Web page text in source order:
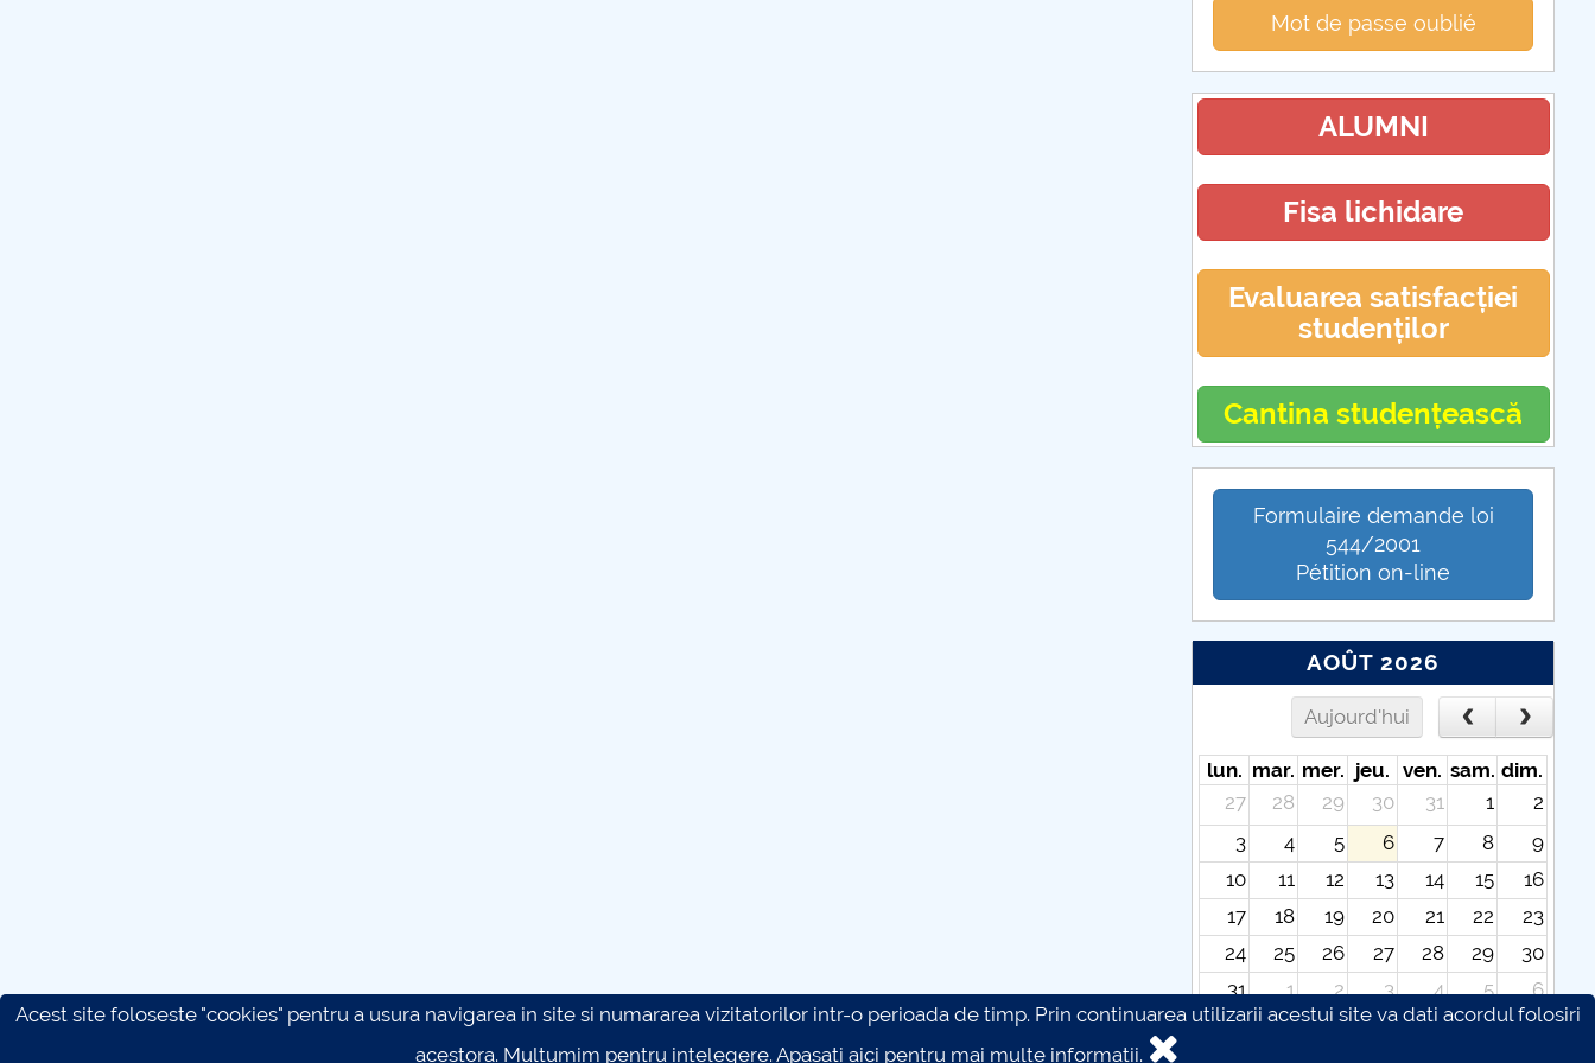
Mot de passe oublié
ALUMNI
Fisa lichidare
Evaluarea satisfacției
studenților
Cantina studențească
Formulaire demande loi
544/2001
Pétition on-line
AOÛT 2026
Aujourd'hui
lun. mar. mer. jeu. ven. sam. dim.
27
28 29 30 31 1
2
3
4 5 6 7 8
9
10
11 12 13 14 15
16
17
18 19 20 21 22
23
24
25 26 27 28 29
30
31
1 2 3 4 5
6
Acest site foloseste "cookies" pentru a usura navigarea in site si numararea vizitatorilor intr-o perioada de timp. Prin continuarea utilizarii acestui site va dati acordul folosiri
acestora. Multumim pentru intelegere.Apasati aici pentru mai multe informatii.